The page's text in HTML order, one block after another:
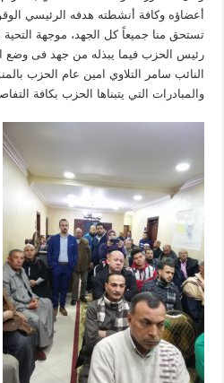
أعضاؤه وكافة أنشطته هدفه الرئيسي
تستحق منا جميعاً كل الجهد، موجهة
رئيس الحزب فيما يبذله من جهد فى وضع
النائب سامر التلاوي امين عام الحزب
والمبادرات التي يتبناها الحزب بكافة